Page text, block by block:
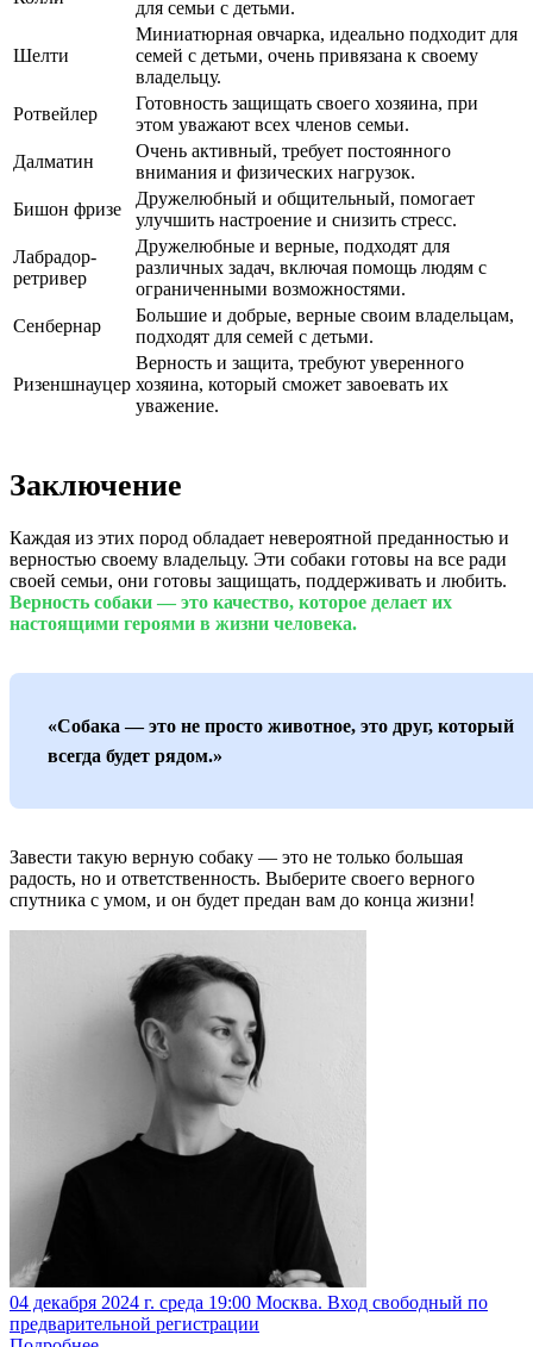
для семьи с детьми.
Шелти
Миниатюрная овчарка, идеально подходит для
семей с детьми, очень привязана к своему
владельцу.
Ротвейлер
Готовность защищать своего хозяина, при
этом уважают всех членов семьи.
Далматин
Очень активный, требует постоянного
внимания и физических нагрузок.
Бишон фризе
Дружелюбный и общительный, помогает
улучшить настроение и снизить стресс.
Лабрадор-
ретривер
Дружелюбные и верные, подходят для
различных задач, включая помощь людям с
ограниченными возможностями.
Сенбернар
Большие и добрые, верные своим владельцам,
подходят для семей с детьми.
Ризеншнауцер
Верность и защита, требуют уверенного
хозяина, который сможет завоевать их
уважение.
Заключение
Каждая из этих пород обладает невероятной преданностью и
верностью своему владельцу. Эти собаки готовы на все ради
своей семьи, они готовы защищать, поддерживать и любить.
Верность собаки — это качество, которое делает их
настоящими героями в жизни человека.
«Собака — это не просто животное, это друг, который
всегда будет рядом.»
Завести такую верную собаку — это не только большая
радость, но и ответственность. Выберите своего верного
спутника с умом, и он будет предан вам до конца жизни!
04 декабря 2024 г. среда 19:00 Москва. Вход свободный по
предварительной регистрации